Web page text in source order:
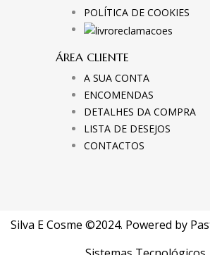
POLÍTICA DE COOKIES
ÁREA CLIENTE
A SUA CONTA
ENCOMENDAS
DETALHES DA COMPRA
LISTA DE DESEJOS
CONTACTOS
Silva E Cosme ©2024. Powered by